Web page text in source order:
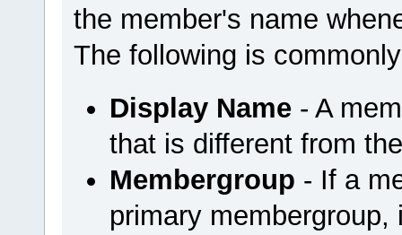
the member's name
The following is
Display Name- A
that is different from
Membergroup - If a
primary